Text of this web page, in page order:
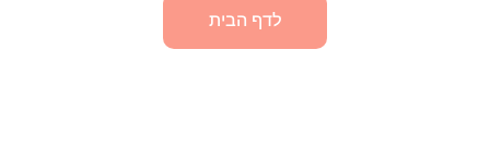
לדף הבית